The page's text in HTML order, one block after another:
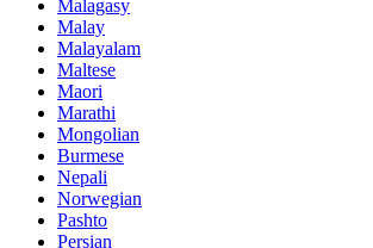
Malagasy
Malay
Malayalam
Maltese
Maori
Marathi
Mongolian
Burmese
Nepali
Norwegian
Pashto
Persian